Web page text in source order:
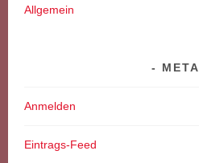
Allgemein
META
Anmelden
Eintrags-Feed